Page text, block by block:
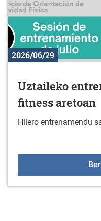
2026/06/29
Uztaileko
fitness aretoan
Hilero entrenamendu